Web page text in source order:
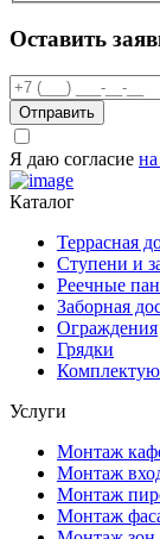
Оставить
Отправить
Я даю согласие
Каталог
Террасная
Ступени и
Реечные
Заборная
Ограждения
Грядки
Услуги
Монтаж
Монтаж
Монтаж
Монтаж